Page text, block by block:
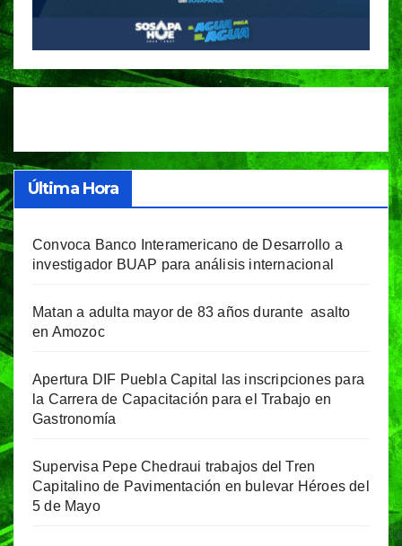
Última Hora
Convoca Banco Interamericano de Desarrollo a
investigador BUAP para análisis internacional
Matan a adulta mayor de 83 años durante asalto
en Amozoc
Apertura DIF Puebla Capital las inscripciones para
la Carrera de Capacitación para el Trabajo en
Gastronomía
Supervisa Pepe Chedraui trabajos del Tren
Capitalino de Pavimentación en bulevar Héroes del
5 de Mayo